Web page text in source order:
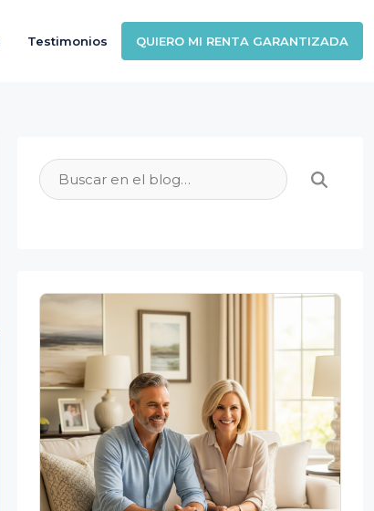
Testimonios QUIERO MI RENTA GARANTIZADA